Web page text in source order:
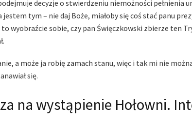
decyzje o stwierdzeniu niemożności pełnienia
jestem tym – nie daj Boże, miałoby się coś stać panu
wyobraźcie sobie, czy pan Święczkowski zbierze ten
a może ja robię zamach stanu, więc i tak mi nie
się.
na wystąpienie Hołowni.